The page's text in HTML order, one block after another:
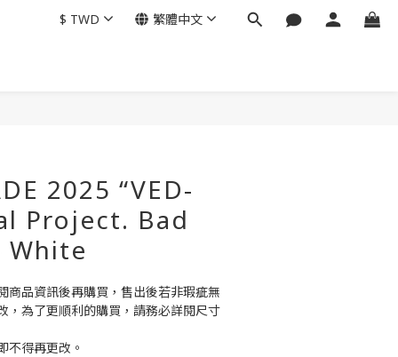
$ TWD 繁體中文
2025 “VED-
Project. Bad
White
商品資訊後再購買，售出後若非瑕疵無
，為了更順利的購買，請務必詳閱尺寸
不得再更改。